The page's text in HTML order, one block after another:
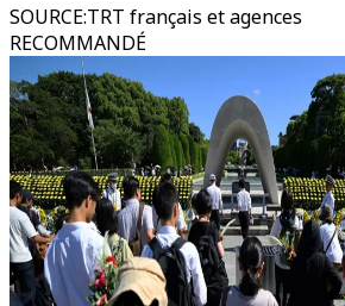
SOURCE:TRT français et agences
RECOMMANDÉ